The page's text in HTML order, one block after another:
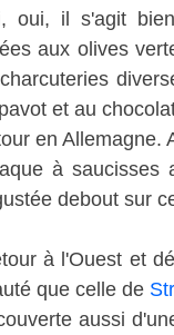
oui, il s'agit
aux olives
et au
en Allemagne.
à saucisses
debout sur
à l'Ouest et
que celle de
aussi